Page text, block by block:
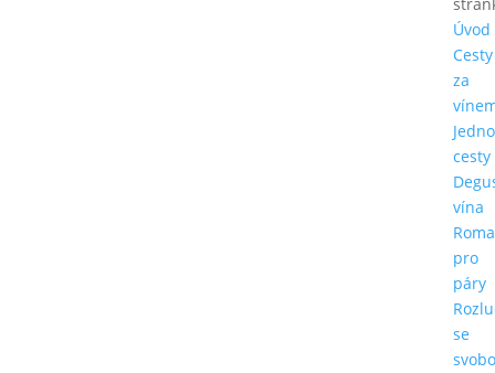
Úvod
Cesty
za
cesty
vína
pro
páry
se